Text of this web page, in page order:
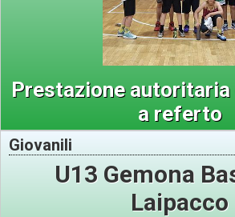
Prestazione
a referto
Giovanili
U13 Gemona
Laipacco